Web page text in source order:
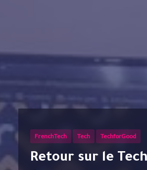
FrenchTech Tech TechforGood
Retour sur le Tech for